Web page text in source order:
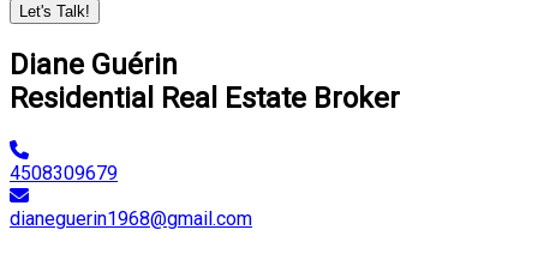
Let's Talk!
Diane Guérin
Residential Real Estate Broker
4508309679
dianeguerin1968@gmail.com